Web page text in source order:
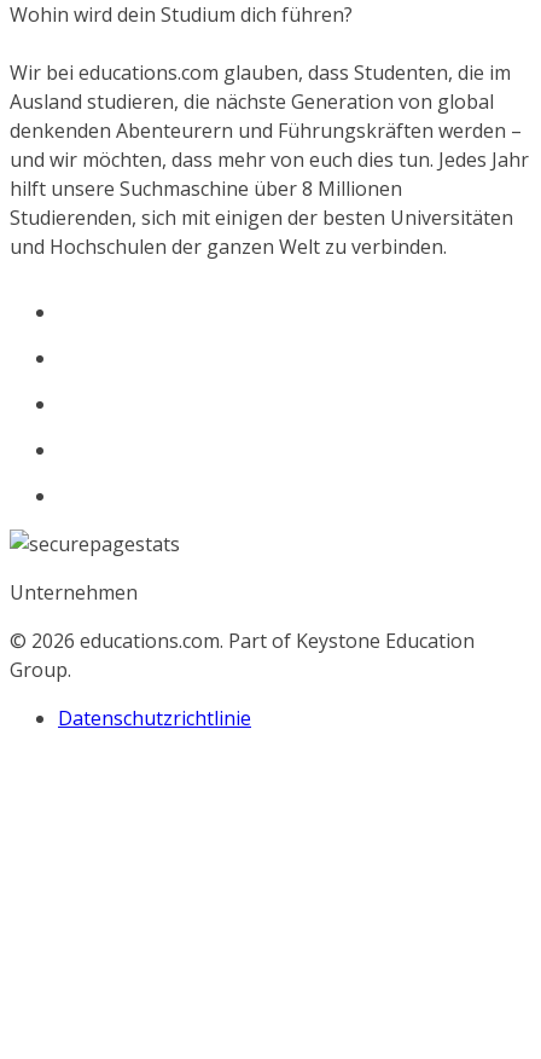
Wohin wird dein Studium dich führen?
Wir bei educations.com glauben, dass Studenten, die im
Ausland studieren, die nächste Generation von global
denkenden Abenteurern und Führungskräften werden –
und wir möchten, dass mehr von euch dies tun. Jedes Jahr
hilft unsere Suchmaschine über 8 Millionen
Studierenden, sich mit einigen der besten Universitäten
und Hochschulen der ganzen Welt zu verbinden.
Unternehmen
© 2026 educations.com. Part of Keystone Education
Group.
Datenschutzrichtlinie